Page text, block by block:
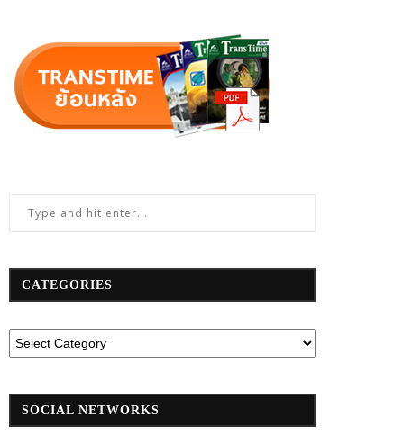
CATEGORIES
SOCIAL NETWORKS